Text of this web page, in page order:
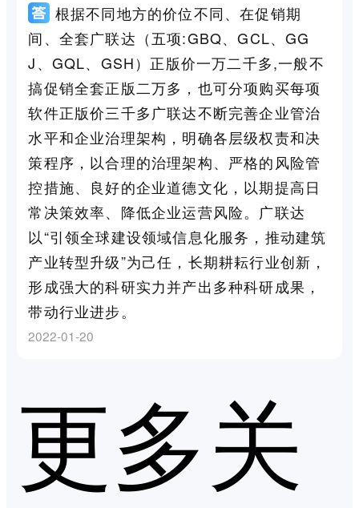
根据不同地方的价位不同、在促销期
间、全套广联达（五项:GBQ、GCL、GG
J、GQL、GSH）正版价一万二千多,一般不
搞促销全套正版二万多，也可分项购买每项
软件正版价三千多广联达不断完善企业管治
水平和企业治理架构，明确各层级权责和决
策程序，以合理的治理架构、严格的风险管
控措施、良好的企业道德文化，以期提高日
常决策效率、降低企业运营风险。广联达
以“引领全球建设领域信息化服务，推动建筑
产业转型升级”为己任，长期耕耘行业创新，
形成强大的科研实力并产出多种科研成果，
带动行业进步。
2022-01-20
更多关